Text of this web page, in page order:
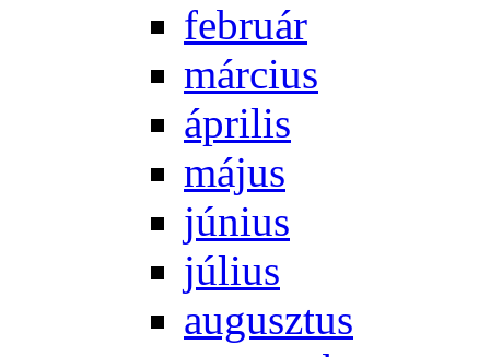
feb­ru­ár
már­ci­us
áp­ri­lis
má­jus
jú­ni­us
jú­li­us
au­gusz­tus